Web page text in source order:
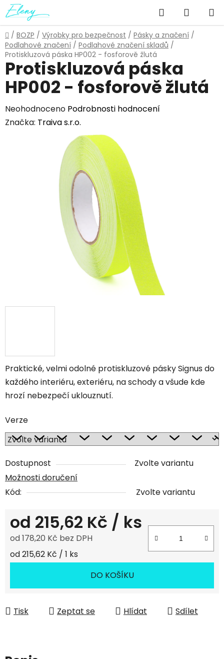
Přejít
na
obsah
Hledat
KOŠÍK
Domů
/ BOZP / Výrobky pro bezpečnost / Pásky a značení /
Podlahové značení / Podlahové značení skladů /
Protiskluzová páska HP002 - fosforově žlutá
Praktické, velmi odolné protiskluzové pásky Signus do
každého interiéru, exteriéru, na schody a všude kde
hrozí nebezpečí uklouznutí.
Verze
Dostupnost
Zvolte variantu
Možnosti doručení
Kód:
Zvolte variantu
od 215,62 Kč / ks
od178,20 Kč bez DPH
Měrná cena:
od 215,62 Kč / 1 ks
DO KOŠÍKU
Tisk Zeptat se Hlídat Sdílet
Protiskluzová páska
HP002 - fosforově žlutá
Průměrné
hodnocení
Neohodnoceno Podrobnosti hodnocení
Značka: Traiva s.r.o.